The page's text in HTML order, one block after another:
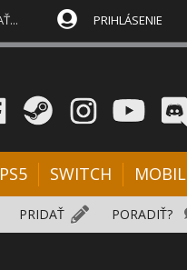
PRIHLÁSENIE
PS5 SWITCH MOBIL
PORADIŤ?
PRIDAŤ